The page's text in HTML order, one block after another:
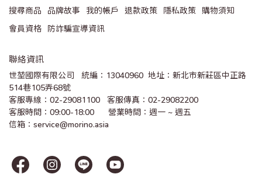
搜尋商品 品牌故事 我的帳戶 退款政策 隱私政策
購物須知
會員資格
防詐騙宣導資訊
聯絡資訊
世堃國際有限公司   統編：13040960  地址：新北市新莊區中正路
514巷105弄68號
客服專線：02-29081100   客服傳真：02-29082200
客服時間：09:00-18:00      營業時間：週一 ~ 週五
信箱：service@morino.asia